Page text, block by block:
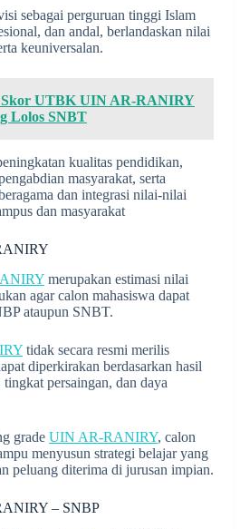
sebagai perguruan tinggi Islam
dan andal, berlandaskan nilai
keuniversalan.
Skor UTBK UIN AR-RANIRY
Lolos SNBT
kualitas pendidikan,
masyarakat, serta
dan integrasi nilai-nilai
dan masyarakat
merupakan estimasi nilai
agar calon mahasiswa dapat
ataupun SNBT.
tidak secara resmi merilis
diperkirakan berdasarkan hasil
persaingan, dan daya
grade UIN AR-RANIRY, calon
menyusun strategi belajar yang
peluang diterima di jurusan impian.
– SNBP